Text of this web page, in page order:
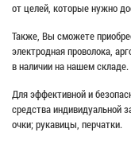
от целей, которые нужно
Также, Вы сможете
электродная проволока,
в наличии на нашем складе.
Для эффективной и
средства индивидуальной
очки; рукавицы, перчатки.